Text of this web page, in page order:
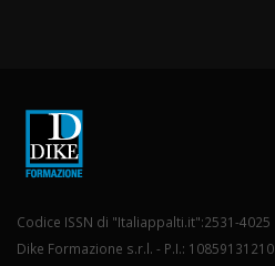
Codice ISSN di "Italiappalti.it":2531-4025
Dike Formazione s.r.l. - P.I.: 10859131210